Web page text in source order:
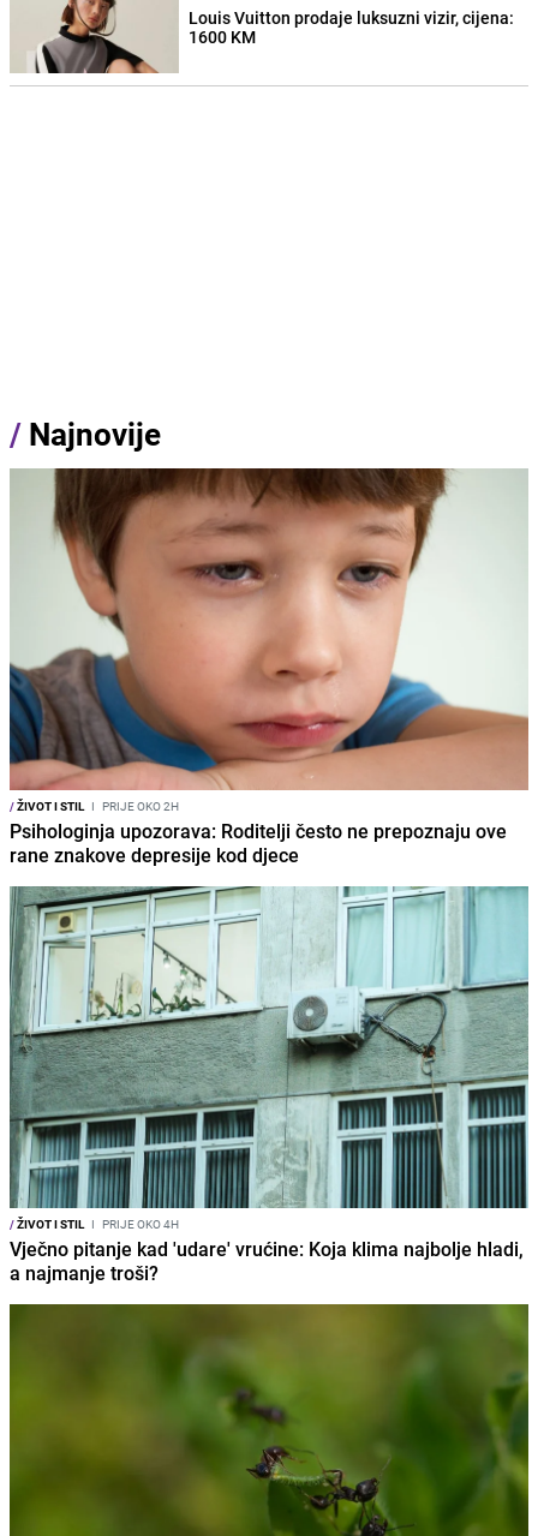
Louis Vuitton prodaje luksuzni vizir, cijena:
1600 KM
/ Najnovije
/ŽIVOT I STIL I PRIJE OKO 2H
Psihologinja upozorava: Roditelji često ne prepoznaju ove
rane znakove depresije kod djece
/ŽIVOT I STIL I PRIJE OKO 4H
Vječno pitanje kad 'udare' vrućine: Koja klima najbolje hladi,
a najmanje troši?